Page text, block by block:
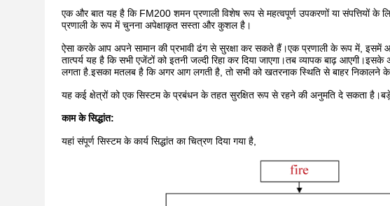
एक और बात यह है कि FM200 शमन प्रणाली विशेष रूप से महत्वपूर्ण उपकरणों या संपत्तियों के
प्रणाली के रूप में चुनना अपेक्षाकृत सस्ता और कुशल है।
ऐसा करके आप अपने सामान की प्रभावी ढंग से सुरक्षा कर सकते हैं।एक प्रणाली के रूप में,
तात्पर्य यह है कि सभी एजेंटों को इतनी जल्दी रिहा कर दिया जाएगा।तब व्यापक बाढ़
लगता है.इसका मतलब है कि अगर आग लगती है, तो सभी को खतरनाक स्थिति से बाहर निकालने के
यह कई क्षेत्रों को एक सिस्टम के प्रबंधन के तहत सुरक्षित रूप से रहने की अनुमति दे सकता
काम के सिद्धांत:
यहां संपूर्ण सिस्टम के कार्य सिद्धांत का चित्रण दिया गया है,